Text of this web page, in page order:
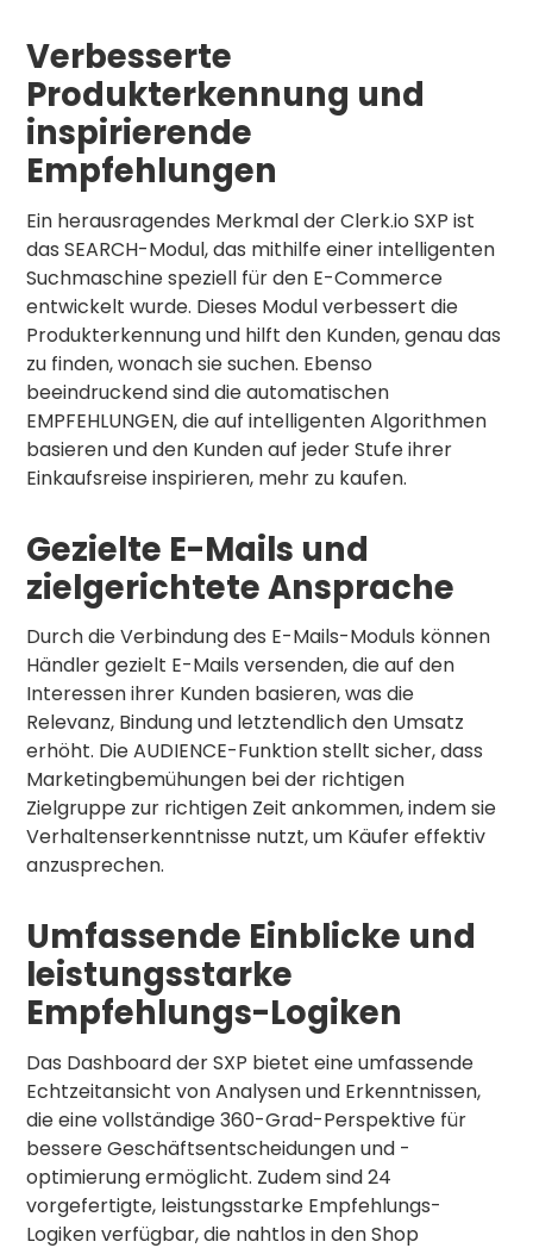
Verbesserte
Produkterkennung und
inspirierende
Empfehlungen
Ein herausragendes Merkmal der Clerk.io SXP ist
das SEARCH-Modul, das mithilfe einer intelligenten
Suchmaschine speziell für den E-Commerce
entwickelt wurde. Dieses Modul verbessert die
Produkterkennung und hilft den Kunden, genau das
zu finden, wonach sie suchen. Ebenso
beeindruckend sind die automatischen
EMPFEHLUNGEN, die auf intelligenten Algorithmen
basieren und den Kunden auf jeder Stufe ihrer
Einkaufsreise inspirieren, mehr zu kaufen.
Gezielte E-Mails und
zielgerichtete Ansprache
Durch die Verbindung des E-Mails-Moduls können
Händler gezielt E-Mails versenden, die auf den
Interessen ihrer Kunden basieren, was die
Relevanz, Bindung und letztendlich den Umsatz
erhöht. Die AUDIENCE-Funktion stellt sicher, dass
Marketingbemühungen bei der richtigen
Zielgruppe zur richtigen Zeit ankommen, indem sie
Verhaltenserkenntnisse nutzt, um Käufer effektiv
anzusprechen.
Umfassende Einblicke und
leistungsstarke
Empfehlungs-Logiken
Das Dashboard der SXP bietet eine umfassende
Echtzeitansicht von Analysen und Erkenntnissen,
die eine vollständige 360-Grad-Perspektive für
bessere Geschäftsentscheidungen und -
optimierung ermöglicht. Zudem sind 24
vorgefertigte, leistungsstarke Empfehlungs-
Logiken verfügbar, die nahtlos in den Shop